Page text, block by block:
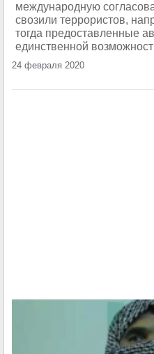
международную
свозили террористов,
тогда предоставленные
единственной
24 февраля 2020